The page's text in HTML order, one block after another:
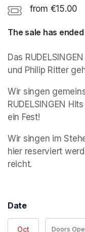
from €15.00
The sale has ended
Das
und Philip Ritter
Wir singen
RUDELSINGEN
ein Fest!
Wir singen im
hier reserviert
reicht.
Date
Oct Doors